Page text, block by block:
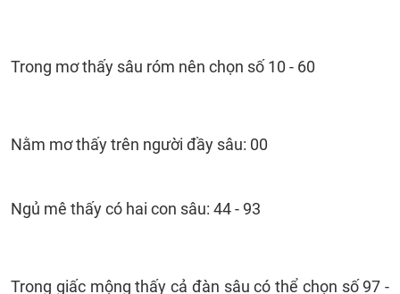
Trong mơ thấy sâu róm nên chọn số 10 - 60
Nằm mơ thấy trên người đầy sâu: 00
Ngủ mê thấy có hai con sâu: 44 - 93
Trong giấc mộng thấy cả đàn sâu có thể chọn số 97 -